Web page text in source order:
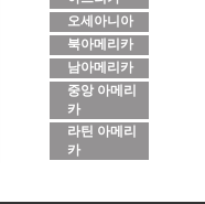
오세아니아
북아메리카
남아메리카
중앙 아메리
카
라틴 아메리
카